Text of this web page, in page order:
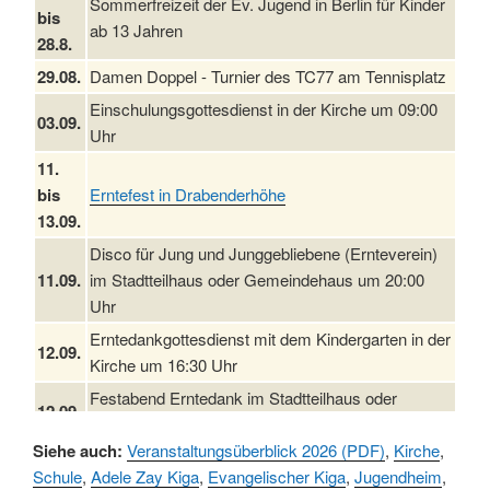
bis
28.8.
ab 13 Jahren
29.08. Damen Doppel - Turnier des TC77 am Tennisplatz
03.09.
Einschulungsgottesdienst in der Kirche um 09:00
Uhr
11.
bis
13.09.
Erntefest in Drabenderhöhe
11.09.
Disco für Jung und Junggebliebene (Ernteverein)
im Stadtteilhaus oder Gemeindehaus um 20:00
Uhr
12.09.
Erntedankgottesdienst mit dem Kindergarten in der
Kirche um 16:30 Uhr
12.09.
Festabend Erntedank im Stadtteilhaus oder
13.09.
Umzug und Feier zum Erntedankfest am
Stadtteilhaus um 14:00 Uhr
Siehe auch: Veranstaltungsüberblick 2026 (PDF), Kirche,
Schule, Adele Zay Kiga, Evangelischer Kiga, Jugendheim,